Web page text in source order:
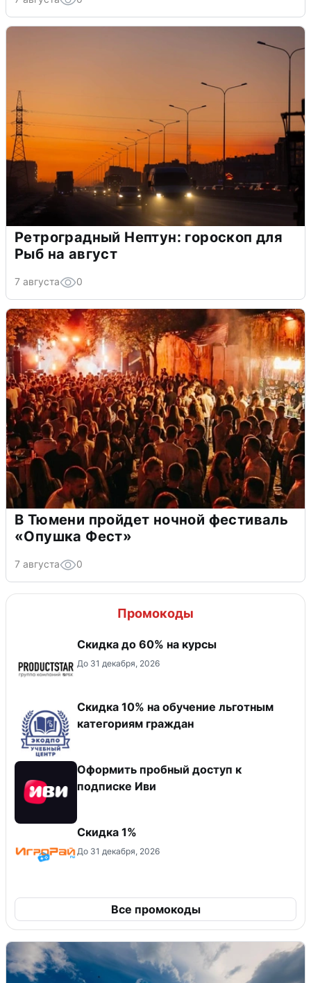
Ретроградный Нептун: гороскоп для
Рыб на август
7 августа 0
В Тюмени пройдет ночной фестиваль
«Опушка Фест»
7 августа 0
Промокоды
Скидка до 60% на курсы
До 31 декабря, 2026
Скидка 10% на обучение льготным
категориям граждан
Оформить пробный доступ к
подписке Иви
Скидка 1%
До 31 декабря, 2026
Все промокоды